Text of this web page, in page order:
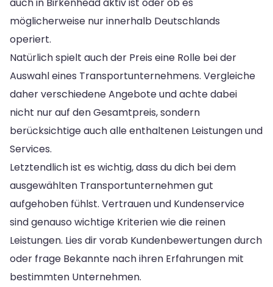
möglicherweise nur innerhalb Deutschlands
operiert.
Natürlich spielt auch der Preis eine Rolle bei der
Auswahl eines Transportunternehmens. Vergleiche
daher verschiedene Angebote und achte dabei
nicht nur auf den Gesamtpreis, sondern
berücksichtige auch alle enthaltenen Leistungen und
Services.
Letztendlich ist es wichtig, dass du dich bei dem
ausgewählten Transportunternehmen gut
aufgehoben fühlst. Vertrauen und Kundenservice
sind genauso wichtige Kriterien wie die reinen
Leistungen. Lies dir vorab Kundenbewertungen durch
oder frage Bekannte nach ihren Erfahrungen mit
bestimmten Unternehmen.